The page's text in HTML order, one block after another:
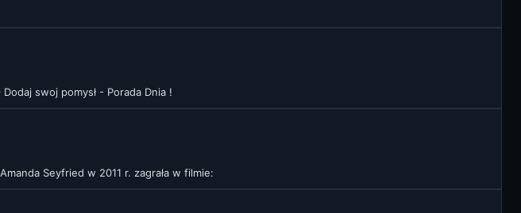
Dodaj swoj pomysł - Porada Dnia !
Amanda Seyfried w 2011 r. zagrała w filmie: